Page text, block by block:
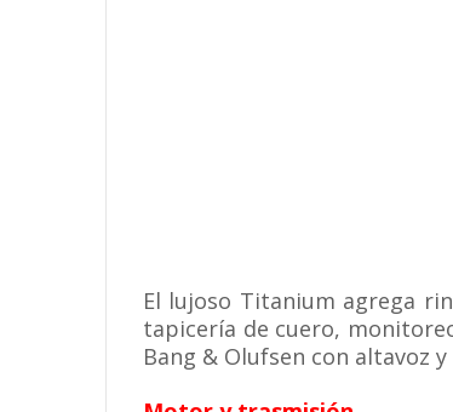
El lujoso Titanium agrega
tapicería de cuero,
Bang & Olufsen con altavoz y